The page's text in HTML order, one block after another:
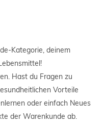
Kategorie, deinem
Hast du Fragen zu
Vorteile
oder einfach Neues
der Warenkunde ab.